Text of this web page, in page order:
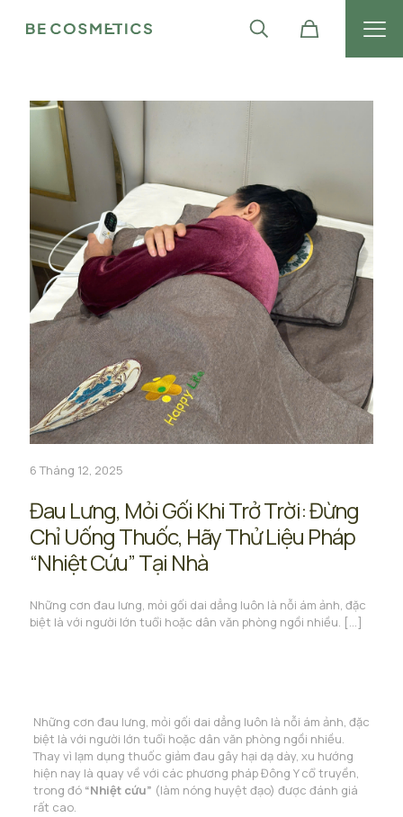
6 Tháng 12, 2025
Đau Lưng, Mỏi Gối Khi Trở Trời: Đừng
Chỉ Uống Thuốc, Hãy Thử Liệu Pháp
“Nhiệt Cứu” Tại Nhà
Những cơn đau lưng, mỏi gối dai dẳng luôn là nỗi ám ảnh, đặc
biệt là với người lớn tuổi hoặc dân văn phòng ngồi nhiều. […]
Những cơn đau lưng, mỏi gối dai dẳng luôn là nỗi ám ảnh, đặc
biệt là với người lớn tuổi hoặc dân văn phòng ngồi nhiều.
Thay vì lạm dụng thuốc giảm đau gây hại dạ dày, xu hướng
hiện nay là quay về với các phương pháp Đông Y cổ truyền,
trong đó “Nhiệt cứu” (làm nóng huyệt đạo) được đánh giá
rất cao.